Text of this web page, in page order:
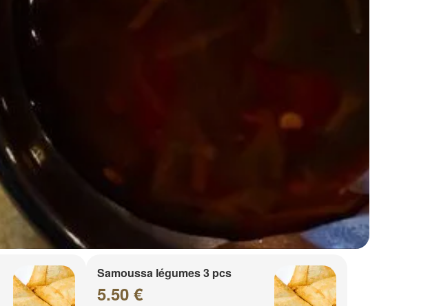
Samoussa légumes 3 pcs
5.50 €